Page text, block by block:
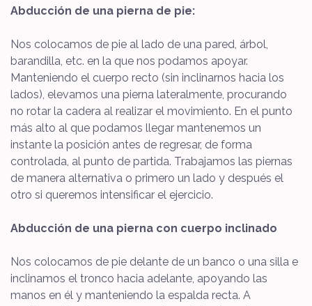
Abducción de una pierna de pie:
Nos colocamos de pie al lado de una pared, árbol,
barandilla, etc. en la que nos podamos apoyar.
Manteniendo el cuerpo recto (sin inclinarnos hacia los
lados), elevamos una pierna lateralmente, procurando
no rotar la cadera al realizar el movimiento. En el punto
más alto al que podamos llegar mantenemos un
instante la posición antes de regresar, de forma
controlada, al punto de partida. Trabajamos las piernas
de manera alternativa o primero un lado y después el
otro si queremos intensificar el ejercicio.
Abducción de una pierna con cuerpo inclinado
Nos colocamos de pie delante de un banco o una silla e
inclinamos el tronco hacia adelante, apoyando las
manos en él y manteniendo la espalda recta. A